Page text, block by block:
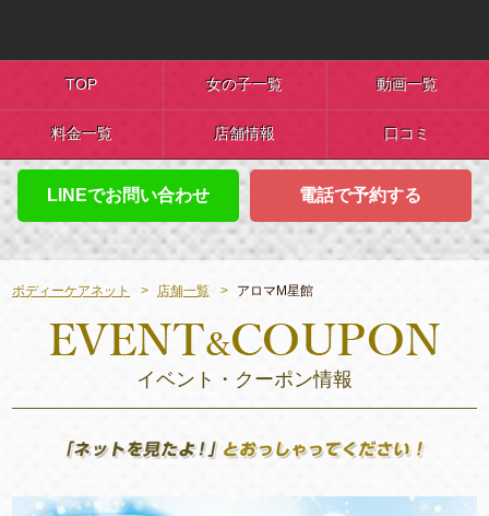
TOP 女の子一覧 動画一覧
料金一覧 店舗情報 口コミ
LINEでお問い合わせ 電話で予約する
ボディーケアネット 店舗一覧 アロマM星館
イベント・クーポン情報